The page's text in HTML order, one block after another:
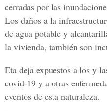
cerradas por las
Los daños a la
de agua potable y
la vivienda, también son
Eta deja expuestos a los y
covid-19 y a otras
eventos de esta naturaleza.